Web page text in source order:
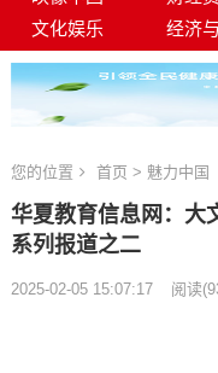
文化娱乐
经济
您的位置 首页 > 魅力中国
华夏教育信息网：大
系列报道之二
2025-02-05 15:07:17 阅读(